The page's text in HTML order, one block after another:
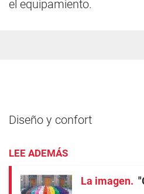
el equipamiento.
Diseño y confort
LEE ADEMÁS
La imagen